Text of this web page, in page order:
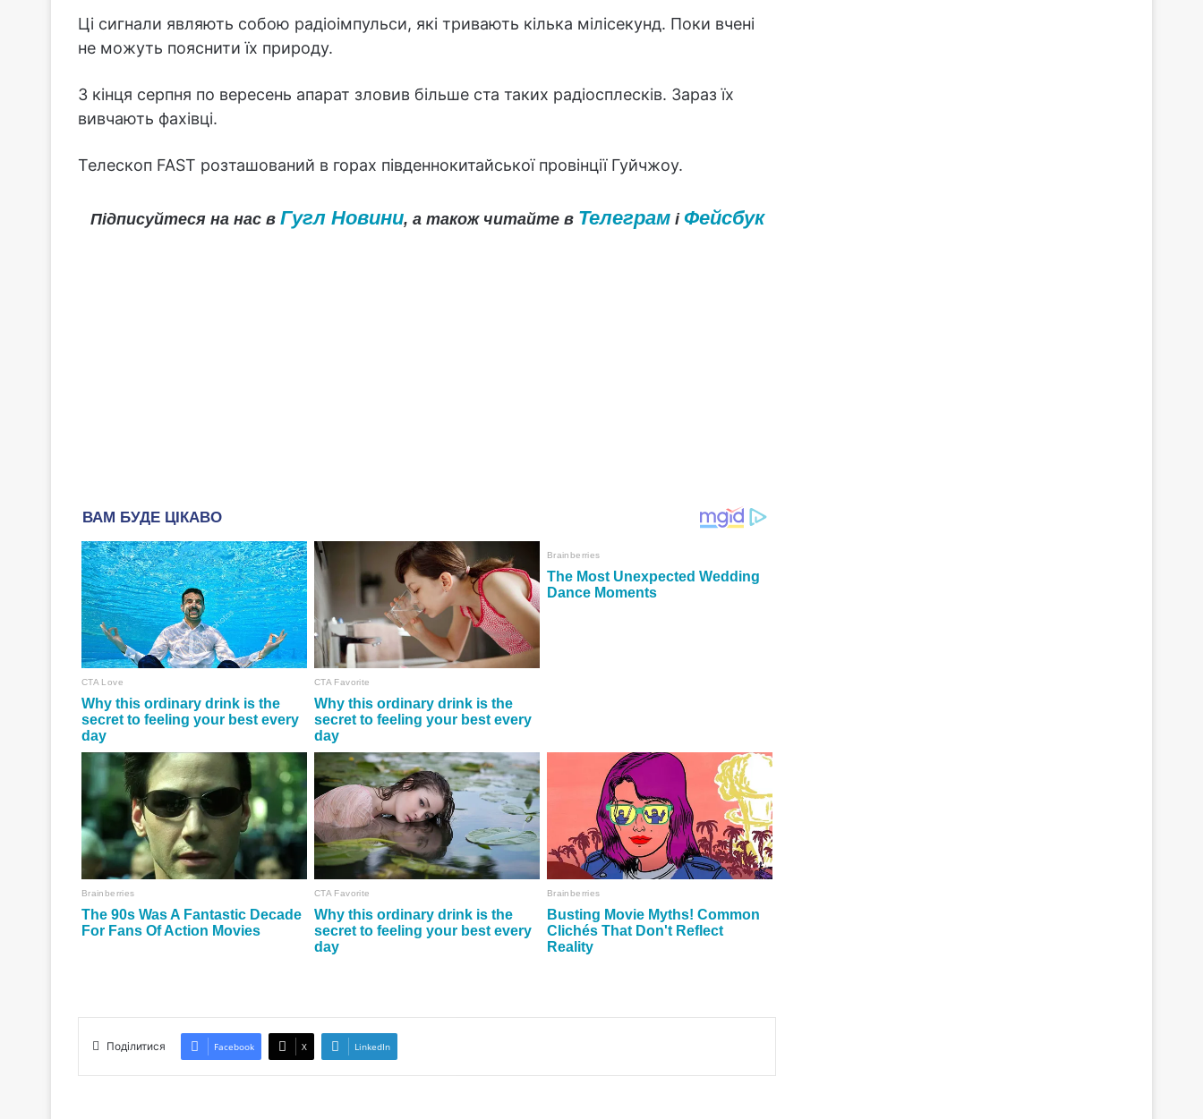
Ці сигнали являють собою радіоімпульси, які тривають кілька мілісекунд. Поки вчені
не можуть пояснити їх природу.
З кінця серпня по вересень апарат зловив більше ста таких радіосплесків. Зараз їх
вивчають фахівці.
Телескоп FAST розташований в горах південнокитайської провінції Гуйчжоу.
Підписуйтеся на нас в Гугл Новини, а також читайте в Телеграмі Фейсбук
Поділитися Facebook X LinkedIn